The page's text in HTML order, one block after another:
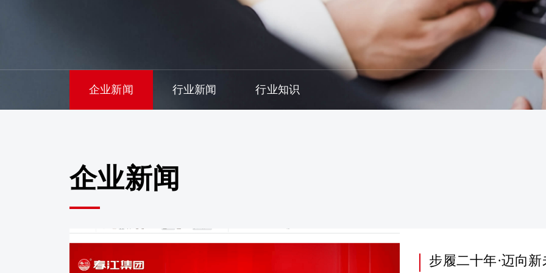
企业新闻 行业新闻 行业知识
企业新闻
步履二十年·迈向新